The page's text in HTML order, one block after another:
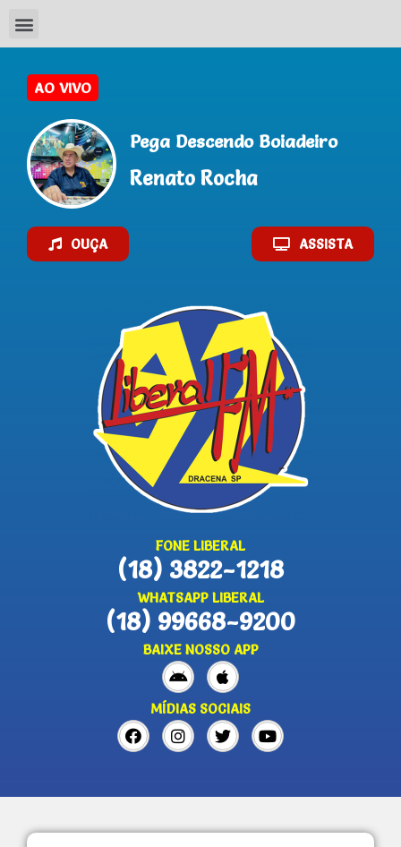
AO VIVO
Pega Descendo Boiadeiro
Renato Rocha
OUÇA ASSISTA
FONE LIBERAL
(18) 3822-1218
WHATSAPP LIBERAL
(18) 99668-9200
BAIXE NOSSO APP
MÍDIAS SOCIAIS